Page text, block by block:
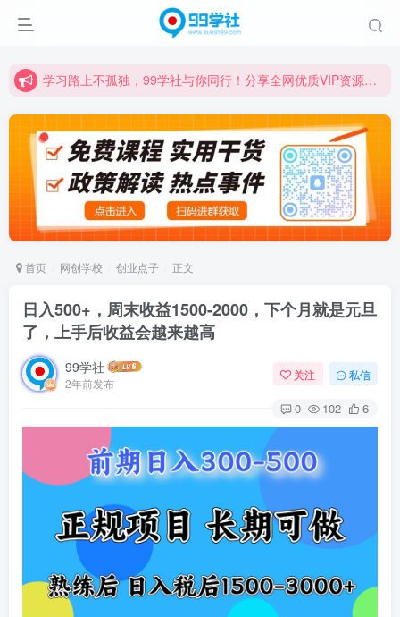
学习路上不孤独，99学社与你同行！分享全网优质VIP资源，炒股教程、创业教程、网络营销教程、自媒体短视频教程等，长期更新各大精品创业项目！
学习路上不孤独，99学社与你同行！分享全网优质VIP资源，炒股教程、创业教程、网络营销教程、自媒体短视频教程等，长期更新各大精品创业项目！
首页 网创学校 创业点子 正文
日入500+，周末收益1500-2000，下个月就是元旦
了，上手后收益会越来越高
99学社
2年前发布
关注 私信
0 102 6